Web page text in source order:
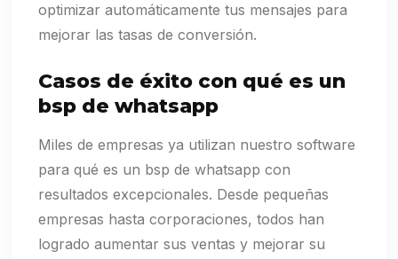
optimizar automáticamente tus mensajes para
mejorar las tasas de conversión.
Casos de éxito con qué es un
bsp de whatsapp
Miles de empresas ya utilizan nuestro software
para qué es un bsp de whatsapp con
resultados excepcionales. Desde pequeñas
empresas hasta corporaciones, todos han
logrado aumentar sus ventas y mejorar su